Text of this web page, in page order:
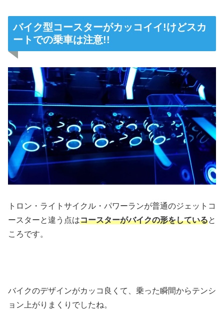
バイク型コースターがカッコイイ!けどスカ
ートでの乗車は注意!!
トロン・ライトサイクル・パワーランが普通のジェットコ
ースターと違う点はコースターがバイクの形をしていると
ころです。
バイクのデザインがカッコ良くて、乗った瞬間からテンシ
ョン上がりまくりでしたね。